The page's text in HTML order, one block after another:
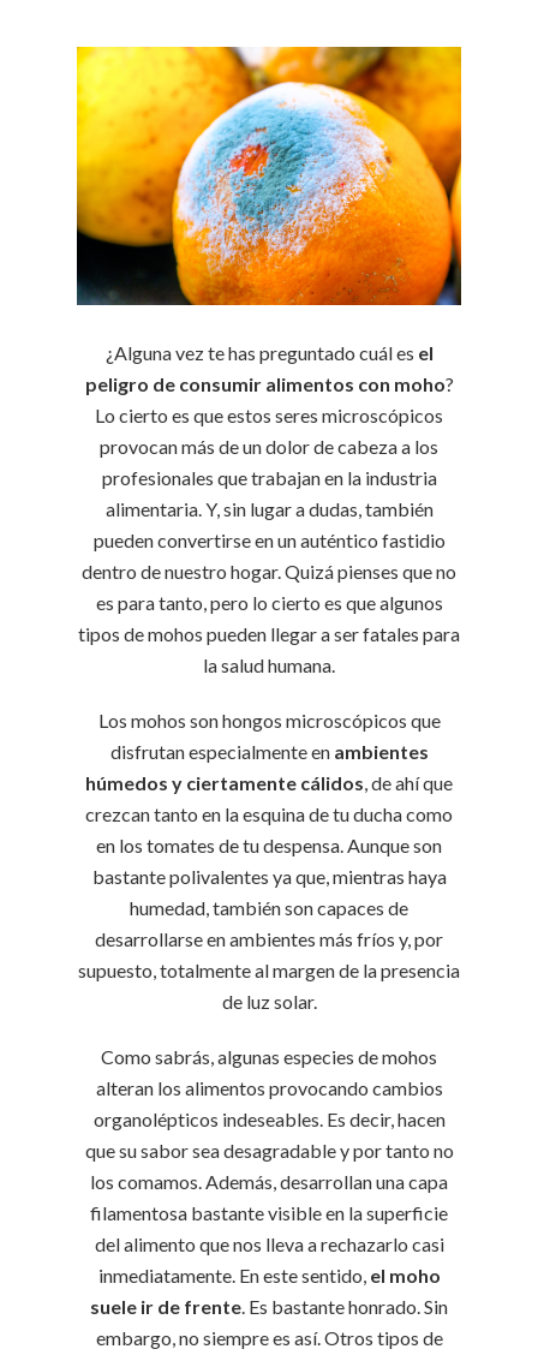
¿Alguna vez te has preguntado cuál es el
peligro de consumir alimentos con moho?
Lo cierto es que estos seres microscópicos
provocan más de un dolor de cabeza a los
profesionales que trabajan en la industria
alimentaria. Y, sin lugar a dudas, también
pueden convertirse en un auténtico fastidio
dentro de nuestro hogar. Quizá pienses que no
es para tanto, pero lo cierto es que algunos
tipos de mohos pueden llegar a ser fatales para
la salud humana.
Los mohos son hongos microscópicos que
disfrutan especialmente en ambientes
húmedos y ciertamente cálidos , de ahí que
crezcan tanto en la esquina de tu ducha como
en los tomates de tu despensa. Aunque son
bastante polivalentes ya que, mientras haya
humedad, también son capaces de
desarrollarse en ambientes más fríos y, por
supuesto, totalmente al margen de la presencia
de luz solar.
Como sabrás, algunas especies de mohos
alteran los alimentos provocando cambios
organolépticos indeseables. Es decir, hacen
que su sabor sea desagradable y por tanto no
los comamos. Además, desarrollan una capa
filamentosa bastante visible en la superficie
del alimento que nos lleva a rechazarlo casi
inmediatamente. En este sentido, el moho
suele ir de frente . Es bastante honrado. Sin
embargo, no siempre es así. Otros tipos de